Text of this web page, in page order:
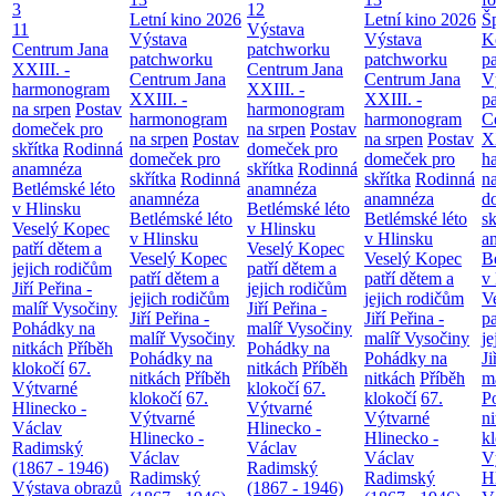
3
11
Centrum Jana
XXIII. -
harmonogram
na srpen Postav
domeček pro
skřítka Rodinná
anamnéza
Betlémské léto
v Hlinsku
Veselý Kopec
patří dětem a
jejich rodičům
Jiří Peřina -
malíř Vysočiny
Pohádky na
nitkách Příběh
klokočí 67.
Výtvarné
Hlinecko -
Václav
Radimský
(1867 - 1946)
Výstava obrazů
Letní kino 2026
Výstava
patchworku
Centrum Jana
XXIII. -
harmonogram
na srpen Postav
domeček pro
skřítka Rodinná
anamnéza
Betlémské léto
v Hlinsku
Veselý Kopec
patří dětem a
jejich rodičům
Jiří Peřina -
malíř Vysočiny
Pohádky na
nitkách Příběh
klokočí 67.
Výtvarné
Hlinecko -
Václav
Radimský
12
Výstava
patchworku
Centrum Jana
XXIII. -
harmonogram
na srpen Postav
domeček pro
skřítka Rodinná
anamnéza
Betlémské léto
v Hlinsku
Veselý Kopec
patří dětem a
jejich rodičům
Jiří Peřina -
malíř Vysočiny
Pohádky na
nitkách Příběh
klokočí 67.
Výtvarné
Hlinecko -
Václav
Radimský
(1867 - 1946)
Letní kino 2026
Výstava
patchworku
Centrum Jana
XXIII. -
harmonogram
na srpen Postav
domeček pro
skřítka Rodinná
anamnéza
Betlémské léto
v Hlinsku
Veselý Kopec
patří dětem a
jejich rodičům
Jiří Peřina -
malíř Vysočiny
Pohádky na
nitkách Příběh
klokočí 67.
Výtvarné
Hlinecko -
Václav
Radimský
v